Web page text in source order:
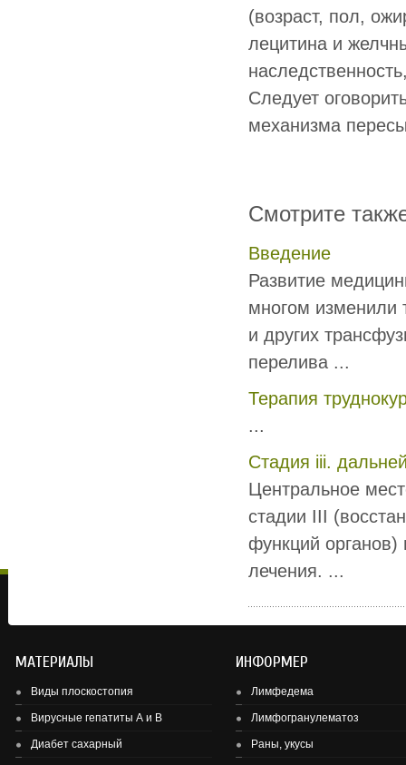
(возраст, пол,
лецитина и
Следует
механизма
Смотрите
Введение
Развитие
многом изменили
и других
перелива ...
Терапия
...
Стадия iii.
Центральное
стадии III
функций органов)
лечения. ...
МАТЕРИАЛЫ
Виды плоскостопия
Вирусные гепатиты А и В
Диабет сахарный
ИНФОРМЕР
Лимфедема
Лимфогранулематоз
Раны, укусы
Здоровье детей и подростков - основа здоровье нации.